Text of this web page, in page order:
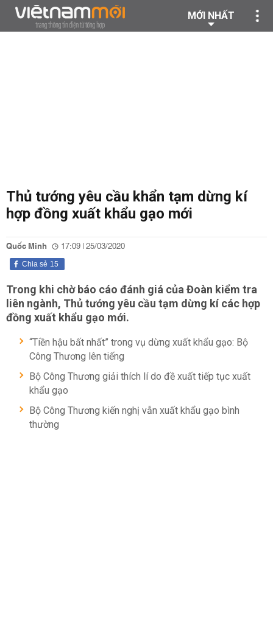
MỚI NHẤT
Thủ tướng yêu cầu khẩn tạm dừng kí
hợp đồng xuất khẩu gạo mới
Quốc Minh 17:09 | 25/03/2020
15
Chia sẻ
Trong khi chờ báo cáo đánh giá của Đoàn kiểm tra
liên ngành, Thủ tướng yêu cầu tạm dừng kí các hợp
đồng xuất khẩu gạo mới.
“Tiền hậu bất nhất” trong vụ dừng xuất khẩu gạo: Bộ
Công Thương lên tiếng
Bộ Công Thương giải thích lí do đề xuất tiếp tục xuất
khẩu gạo
Bộ Công Thương kiến nghị vẫn xuất khẩu gạo bình
thường